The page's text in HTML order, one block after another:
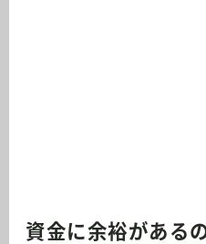
資金に余裕がある